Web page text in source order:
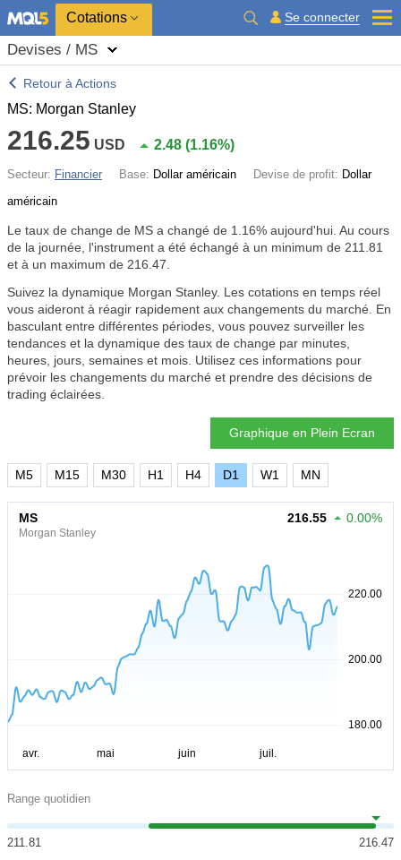
Cotations Se connecter
Devises / MS
Retour à Actions
MS: Morgan Stanley
216.25 USD 2.48 (1.16%)
Secteur: Financier Base: Dollar américain Devise de profit: Dollar
américain
Le taux de change de MS a changé de 1.16% aujourd'hui. Au cours
de la journée, l'instrument a été échangé à un minimum de 211.81
et à un maximum de 216.47.
Suivez la dynamique Morgan Stanley. Les cotations en temps réel
vous aideront à réagir rapidement aux changements du marché. En
basculant entre différentes périodes, vous pouvez surveiller les
tendances et la dynamique des taux de change par minutes,
heures, jours, semaines et mois. Utilisez ces informations pour
prévoir les changements du marché et prendre des décisions de
trading éclairées.
Graphique en Plein Ecran
M5 M15 M30 H1 H4 D1 W1 MN
MS
Morgan Stanley
216.55 0.00%
Range quotidien
211.81 216.47